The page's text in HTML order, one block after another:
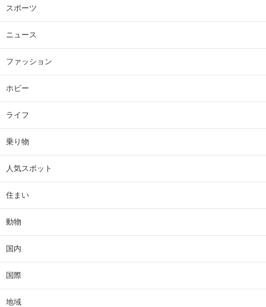
スポーツ
ニュース
ファッション
ホビー
ライフ
乗り物
人気スポット
住まい
動物
国内
国際
地域